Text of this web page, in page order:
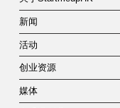
新闻
活动
创业资源
媒体